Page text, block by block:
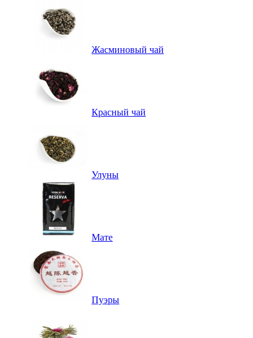
Жасминовый чай
Красный чай
Улуны
Мате
Пуэры